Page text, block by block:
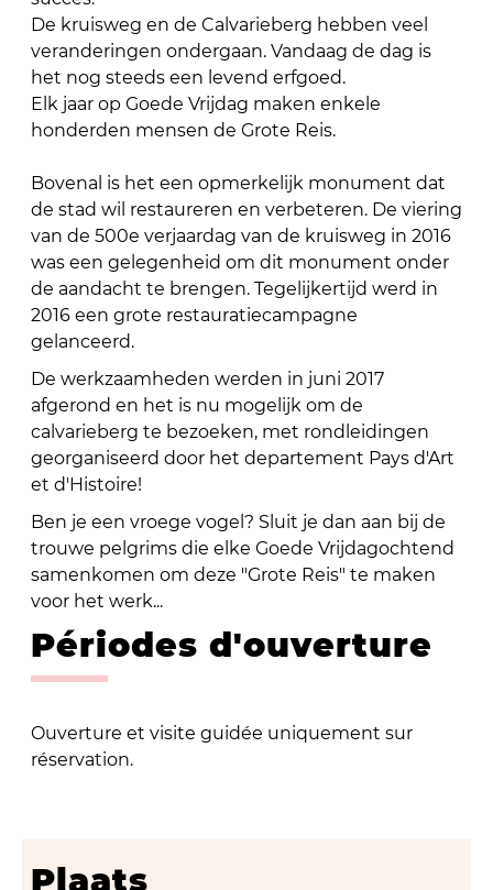
De kruisweg en de Calvarieberg hebben veel
veranderingen ondergaan. Vandaag de dag is
het nog steeds een levend erfgoed.
Elk jaar op Goede Vrijdag maken enkele
honderden mensen de Grote Reis.
Bovenal is het een opmerkelijk monument dat
de stad wil restaureren en verbeteren. De viering
van de 500e verjaardag van de kruisweg in 2016
was een gelegenheid om dit monument onder
de aandacht te brengen. Tegelijkertijd werd in
2016 een grote restauratiecampagne
gelanceerd.
De werkzaamheden werden in juni 2017
afgerond en het is nu mogelijk om de
calvarieberg te bezoeken, met rondleidingen
georganiseerd door het departement Pays d'Art
et d'Histoire!
Ben je een vroege vogel? Sluit je dan aan bij de
trouwe pelgrims die elke Goede Vrijdagochtend
samenkomen om deze "Grote Reis" te maken
voor het werk...
Périodes d'ouverture
Ouverture et visite guidée uniquement sur
réservation.
Plaats